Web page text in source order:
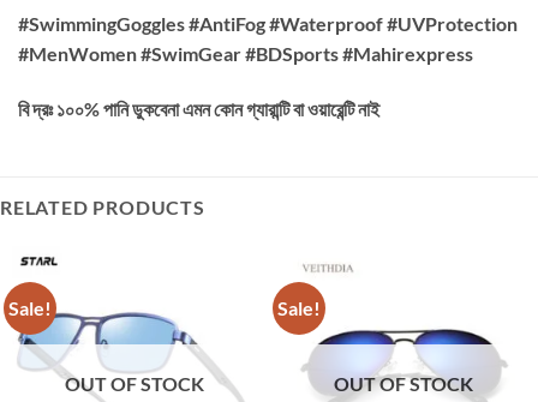
#SwimmingGoggles #AntiFog #Waterproof #UVProtection
#MenWomen #SwimGear #BDSports #Mahirexpress
বি দ্রঃ ১০০% পানি ডুকবেনা এমন কোন গ্যারান্টি বা ওয়ারেন্টি নাই
RELATED PRODUCTS
Sale!
OUT OF STOCK
Sale!
OUT OF STOCK